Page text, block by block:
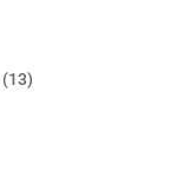
1313